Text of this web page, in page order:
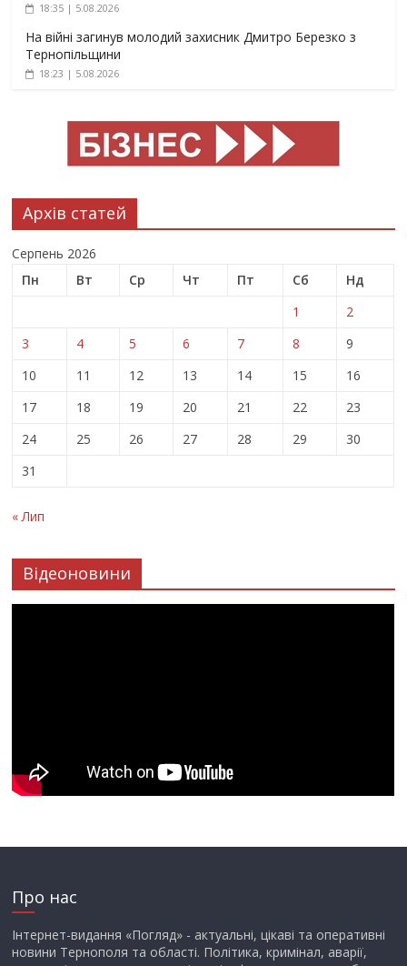
18:35 | 5.08.2026
На війні загинув молодий захисник Дмитро Березко з
Тернопільщини
18:23 | 5.08.2026
Архів статей
Серпень 2026
Пн
Вт Ср Чт Пт Сб
Нд
1
2
3
4 5 6 7 8
9
10
11 12 13 14 15
16
17
18 19 20 21 22
23
24
25 26 27 28 29
30
31
« Лип
Відеоновини
Про нас
Інтернет-видання «Погляд» - актуальні, цікаві та оперативні
новини Тернополя та області. Політика, кримінал, аварії,